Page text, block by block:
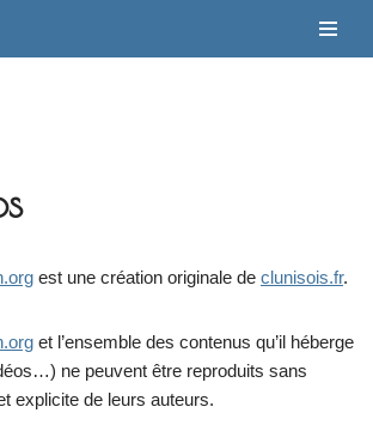
est une création originale de clunisois.fr.
et l’ensemble des contenus qu’il héberge
ne peuvent être reproduits sans
explicite de leurs auteurs.